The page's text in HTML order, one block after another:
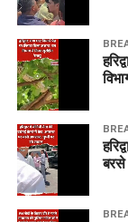
बरसे